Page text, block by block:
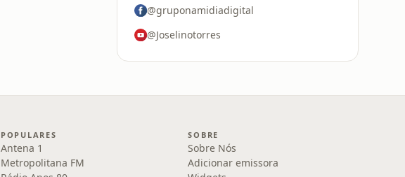
@gruponamidiadigital
@Joselinotorres
POPULARES
Antena 1
Metropolitana FM
SOBRE
Sobre Nós
Adicionar emissora